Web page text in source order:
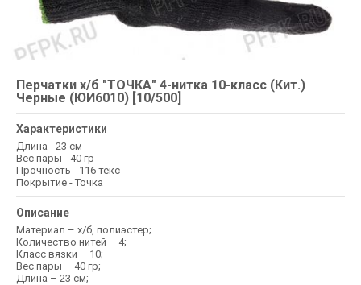
Перчатки х/б "ТОЧКА" 4-нитка 10-класс (Кит.)
Черные (ЮИ6010) [10/500]
Характеристики
Длина - 23 см
Вес пары - 40 гр
Прочность - 116 текс
Покрытие - Точка
Описание
Материал – х/б, полиэстер;
Количество нитей – 4;
Класс вязки – 10;
Вес пары – 40 гр;
Длина – 23 см;